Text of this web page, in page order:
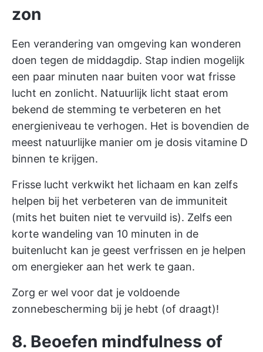
zon
Een verandering van omgeving kan wonderen
doen tegen de middagdip. Stap indien mogelijk
een paar minuten naar buiten voor wat frisse
lucht en zonlicht. Natuurlijk licht staat erom
bekend de stemming te verbeteren en het
energieniveau te verhogen. Het is bovendien de
meest natuurlijke manier om je dosis vitamine D
binnen te krijgen.
Frisse lucht verkwikt het lichaam en kan zelfs
helpen bij het verbeteren van de immuniteit
(mits het buiten niet te vervuild is). Zelfs een
korte wandeling van 10 minuten in de
buitenlucht kan je geest verfrissen en je helpen
om energieker aan het werk te gaan.
Zorg er wel voor dat je voldoende
zonnebescherming bij je hebt (of draagt)!
8. Beoefen mindfulness of